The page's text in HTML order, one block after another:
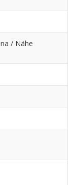
/ Nähe